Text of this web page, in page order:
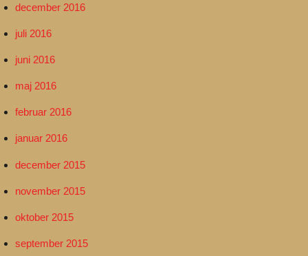
december 2016
juli 2016
juni 2016
maj 2016
februar 2016
januar 2016
december 2015
november 2015
oktober 2015
september 2015